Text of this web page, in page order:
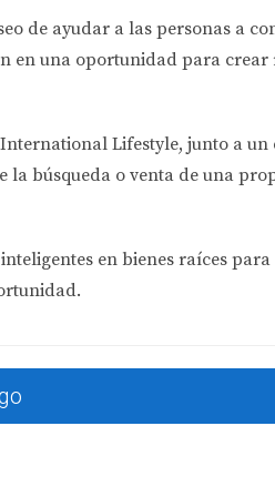
del mercado local. Luego,
sociales para promocionar
todo el año.
Decidió hacer algunas
su casa en menos tiempo
los tiempos
con sus inquilinos
de ayudar a las personas a
en una oportunidad para crear
Lifestyle, junto a un
búsqueda o venta de una
en bienes raíces